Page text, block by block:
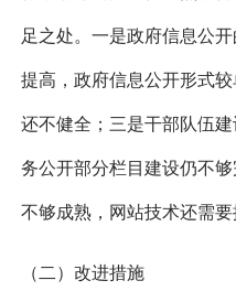
足之处。一是政府信息公
提高，政府信息公开形式
还不健全；三是干部队伍
务公开部分栏目建设仍不
不够成熟，网站技术还需要
（二）改进措施